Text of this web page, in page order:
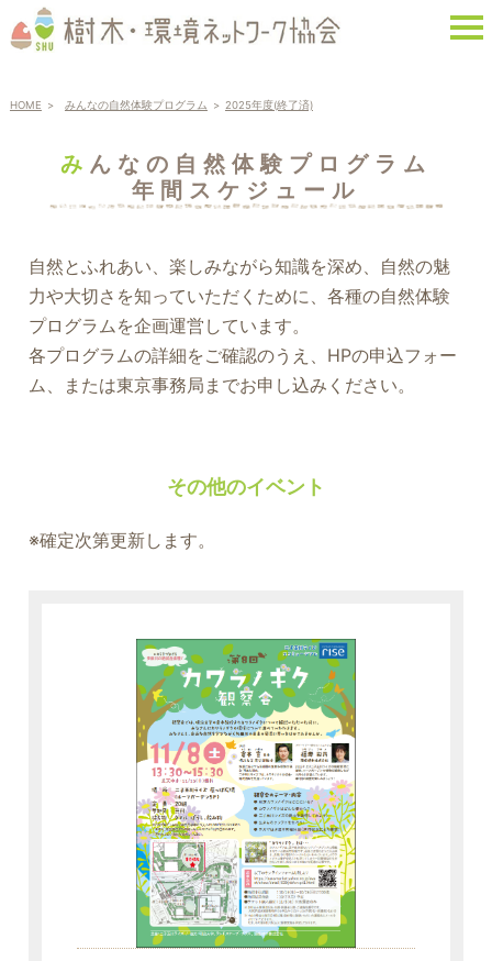
HOME みんなの自然体験プログラム 2025年度(終了済)
みんなの自然体験プログラム
年間スケジュール
自然とふれあい、楽しみながら知識を深め、自然の魅
力や大切さを知っていただくために、各種の自然体験
プログラムを企画運営しています。
各プログラムの詳細をご確認のうえ、HPの申込フォー
ム、または東京事務局までお申し込みください。
その他のイベント
※確定次第更新します。